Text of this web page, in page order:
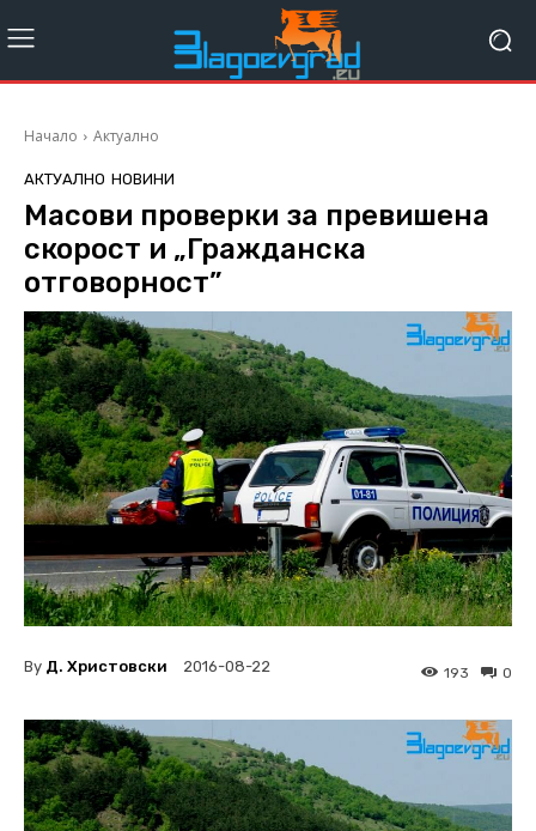
Начало Актуално
АКТУАЛНО НОВИНИ
Масови проверки за превишена
скорост и „Гражданска
отговорност”
By Д. Христовски 2016-08-22 0
193